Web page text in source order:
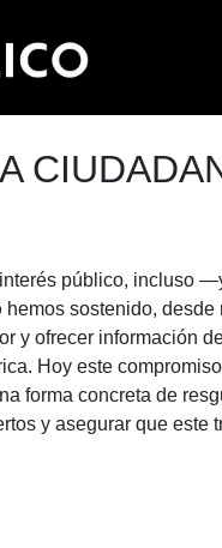
público, incluso
hemos sostenido,
y ofrecer información
Hoy este
forma concreta de
y asegurar que este